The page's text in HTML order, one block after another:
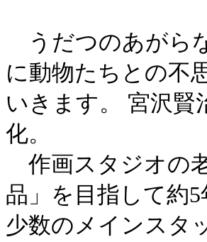
うだつのあがら
に動物たちとの不
いきます。 宮沢賢
化。
作画スタジオの
品」を目指して約
少数のメインスタ